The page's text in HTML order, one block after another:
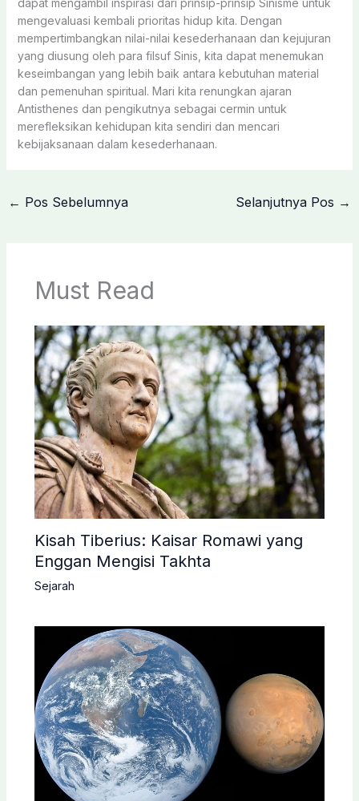
dapat mengambil inspirasi dari prinsip-prinsip Sinisme untuk
mengevaluasi kembali prioritas hidup kita. Dengan
mempertimbangkan nilai-nilai kesederhanaan dan kejujuran
yang diusung oleh para filsuf Sinis, kita dapat menemukan
keseimbangan yang lebih baik antara kebutuhan material
dan pemenuhan spiritual. Mari kita renungkan ajaran
Antisthenes dan pengikutnya sebagai cermin untuk
merefleksikan kehidupan kita sendiri dan mencari
kebijaksanaan dalam kesederhanaan.
← Pos Sebelumnya Selanjutnya Pos →
Must Read
Kisah Tiberius: Kaisar Romawi yang
Enggan Mengisi Takhta
Sejarah